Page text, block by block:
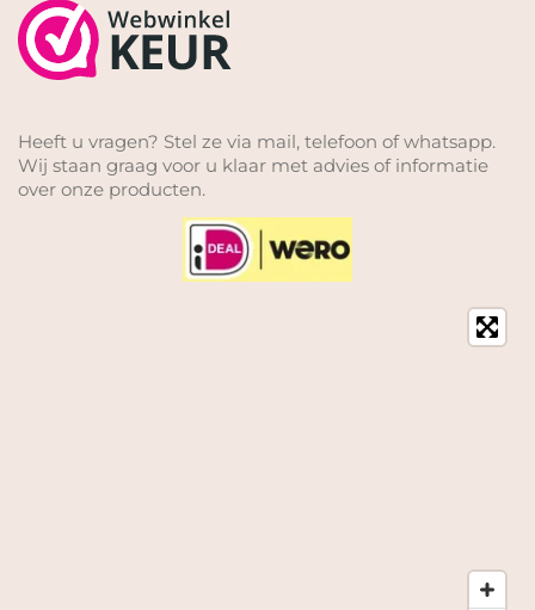
Heeft u vragen? Stel ze via mail, telefoon of whatsapp.
Wij staan graag voor u klaar met advies of informatie
over onze producten.